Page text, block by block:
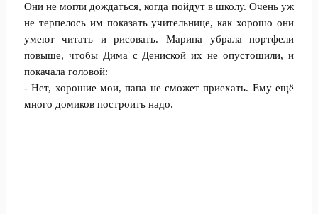
Они не могли дождаться, когда пойдут в школу. Очень уж
не терпелось им показать учительнице, как хорошо они
умеют читать и рисовать. Марина убрала портфели
повыше, чтобы Дима с Дениской их не опустошили, и
покачала головой:
- Нет, хорошие мои, папа не сможет приехать. Ему ещё
много домиков построить надо.